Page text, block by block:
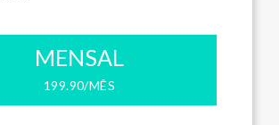
MENSAL
199.90/MÊS